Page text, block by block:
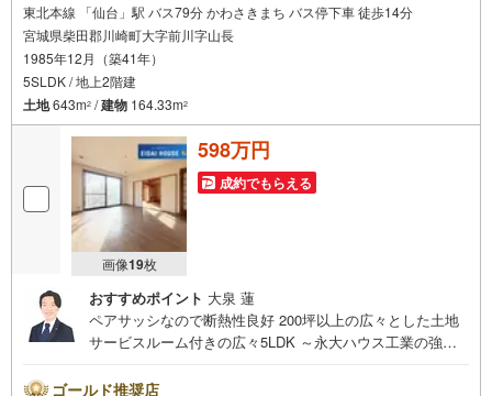
東北本線 「仙台」駅 バス79分 かわさきまち バス停下車 徒歩14分
宮城県柴田郡川崎町大字前川字山長
1985年12月（築41年）
5SLDK / 地上2階建
土地643m2 /建物 164.33m2
画像19枚
598万円
成約でもらえる
おすすめポイント 大泉 蓮
ペアサッシなので断熱性良好 200坪以上の広々とした土地
サービスルーム付きの広々5LDK ～永大ハウス工業の強み
は当社の強みを大きく2つに分けてご紹介！1.＜豊富な不動
ゴールド推奨店